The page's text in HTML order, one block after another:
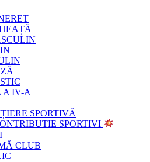
A IV-A
SPORTIVĂ
SPORTIVI
CLUB